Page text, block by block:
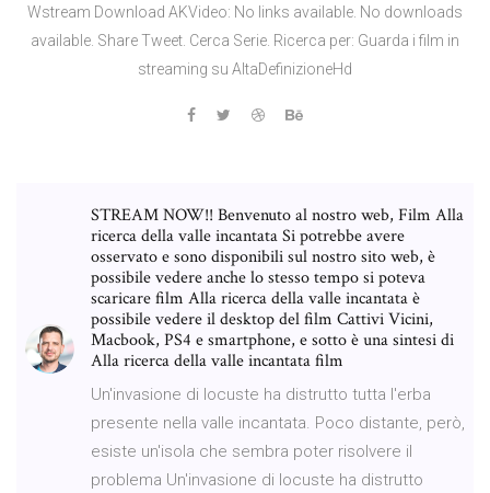
Wstream Download AKVideo: No links available. No downloads
available. Share Tweet. Cerca Serie. Ricerca per: Guarda i film in
streaming su AltaDefinizioneHd
STREAM NOW!! Benvenuto al nostro web, Film Alla
ricerca della valle incantata Si potrebbe avere
osservato e sono disponibili sul nostro sito web, è
possibile vedere anche lo stesso tempo si poteva
scaricare film Alla ricerca della valle incantata è
possibile vedere il desktop del film Cattivi Vicini,
Macbook, PS4 e smartphone, e sotto è una sintesi di
Alla ricerca della valle incantata film
Un'invasione di locuste ha distrutto tutta l'erba
presente nella valle incantata. Poco distante, però,
esiste un'isola che sembra poter risolvere il
problema Un'invasione di locuste ha distrutto